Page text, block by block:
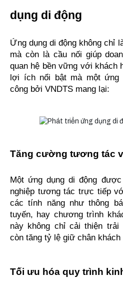
dụng di động
Ứng dụng di động không chỉ
mà còn là cầu nối giúp
quan hệ bền vững với khách
lợi ích nổi bật mà một ứng
công bởi VNDTS mang lại:
Tăng cường tương tác
Một ứng dụng di động
nghiệp tương tác trực tiếp
các tính năng như thông
tuyến, hay chương trình
này không chỉ cải thiện trải
còn tăng tỷ lệ giữ chân khách
Tối ưu hóa quy trình